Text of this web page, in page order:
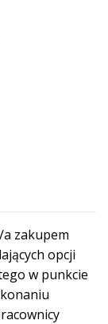
zakupem
opcji
w punkcie